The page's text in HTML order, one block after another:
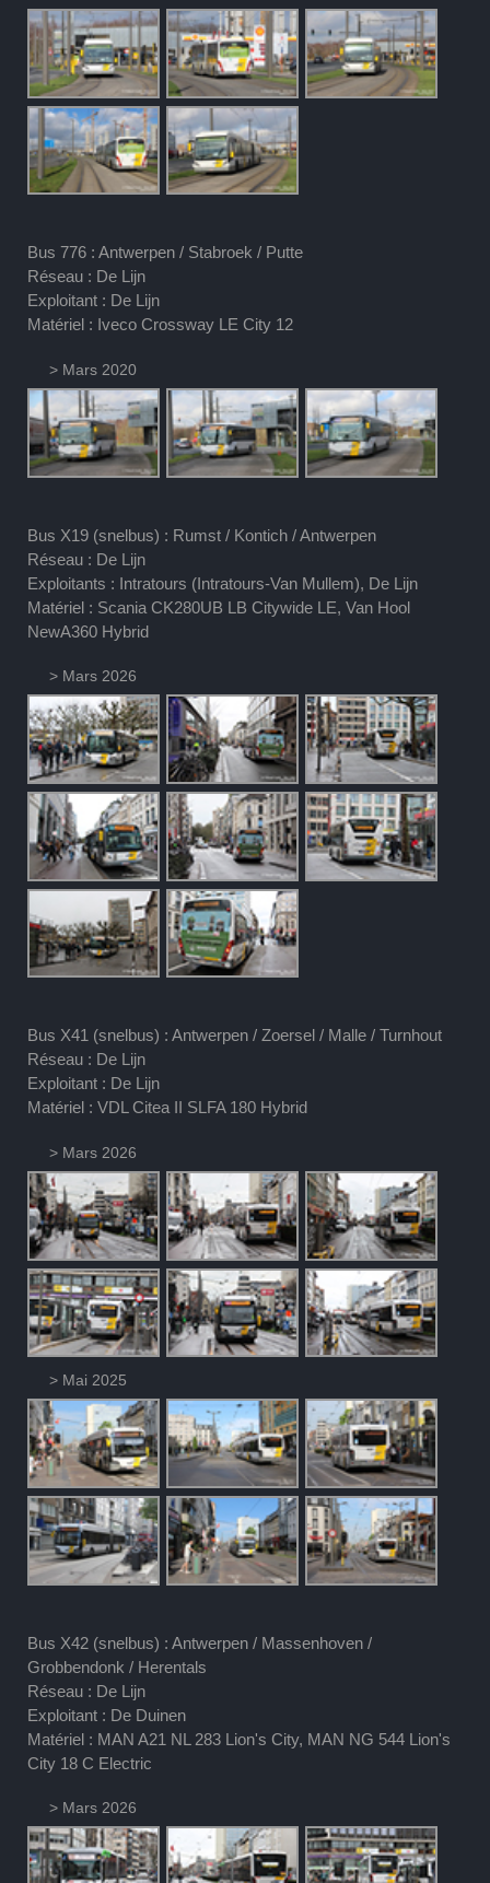
Bus 776 : Antwerpen / Stabroek / Putte
Réseau : De Lijn
Exploitant : De Lijn
Matériel : Iveco Crossway LE City 12
> Mars 2020
Bus X19 (snelbus) : Rumst / Kontich / Antwerpen
Réseau : De Lijn
Exploitants : Intratours (Intratours-Van Mullem), De Lijn
Matériel : Scania CK280UB LB Citywide LE, Van Hool
NewA360 Hybrid
> Mars 2026
Bus X41 (snelbus) : Antwerpen / Zoersel / Malle / Turnhout
Réseau : De Lijn
Exploitant : De Lijn
Matériel : VDL Citea II SLFA 180 Hybrid
> Mars 2026
> Mai 2025
Bus X42 (snelbus) : Antwerpen / Massenhoven /
Grobbendonk / Herentals
Réseau : De Lijn
Exploitant : De Duinen
Matériel : MAN A21 NL 283 Lion's City, MAN NG 544 Lion's
City 18 C Electric
> Mars 2026